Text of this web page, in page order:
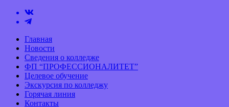
Главная
Новости
Сведения о колледже
ФП “ПРОФЕССИОНАЛИТЕТ”
Целевое обучение
Экскурсия по колледжу
Горячая линия
Контакты